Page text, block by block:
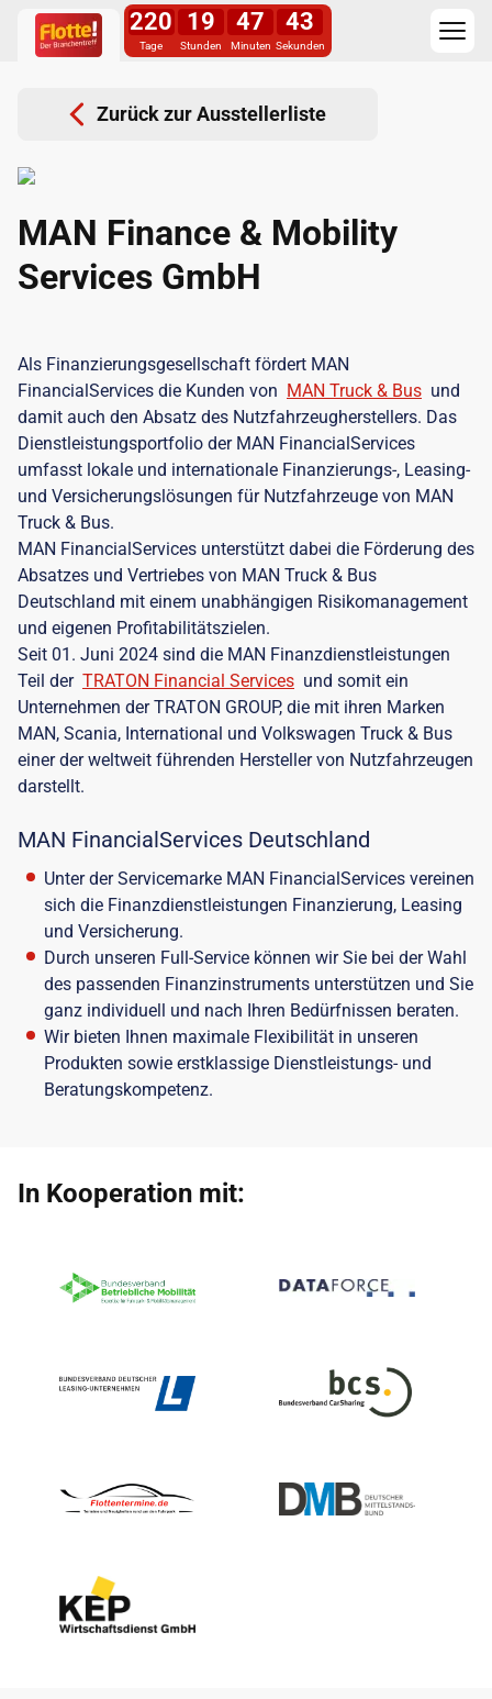
220
Tage
19
Stunden
47
Minuten
42
Sekunden
Zurück zur Ausstellerliste
MAN Finance & Mobility
Services GmbH
Als Finanzierungsgesellschaft fördert MAN
FinancialServices die Kunden von MAN Truck & Bus und
damit auch den Absatz des Nutzfahrzeugherstellers. Das
Dienstleistungsportfolio der MAN FinancialServices
umfasst lokale und internationale Finanzierungs-, Leasing-
und Versicherungslösungen für Nutzfahrzeuge von MAN
Truck & Bus.
MAN FinancialServices unterstützt dabei die Förderung des
Absatzes und Vertriebes von MAN Truck & Bus
Deutschland mit einem unabhängigen Risikomanagement
und eigenen Profitabilitätszielen.
Seit 01. Juni 2024 sind die MAN Finanzdienstleistungen
Teil der TRATON Financial Services und somit ein
Unternehmen der TRATON GROUP, die mit ihren Marken
MAN, Scania, International und Volkswagen Truck & Bus
einer der weltweit führenden Hersteller von Nutzfahrzeugen
darstellt.
MAN FinancialServices Deutschland
Unter der Servicemarke MAN FinancialServices vereinen
sich die Finanzdienstleistungen Finanzierung, Leasing
und Versicherung.
Durch unseren Full-Service können wir Sie bei der Wahl
des passenden Finanzinstruments unterstützen und Sie
ganz individuell und nach Ihren Bedürfnissen beraten.
Wir bieten Ihnen maximale Flexibilität in unseren
Produkten sowie erstklassige Dienstleistungs- und
Beratungskompetenz.
In Kooperation mit: